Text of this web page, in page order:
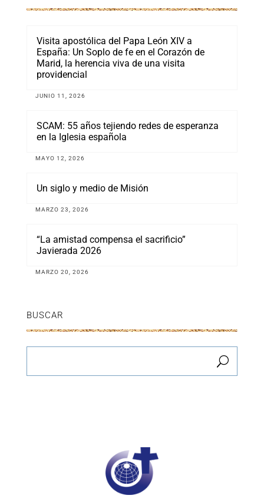
Visita apostólica del Papa León XIV a
España: Un Soplo de fe en el Corazón de
Marid, la herencia viva de una visita
providencial
JUNIO 11, 2026
SCAM: 55 años tejiendo redes de esperanza
en la Iglesia española
MAYO 12, 2026
Un siglo y medio de Misión
MARZO 23, 2026
“La amistad compensa el sacrificio”
Javierada 2026
MARZO 20, 2026
BUSCAR